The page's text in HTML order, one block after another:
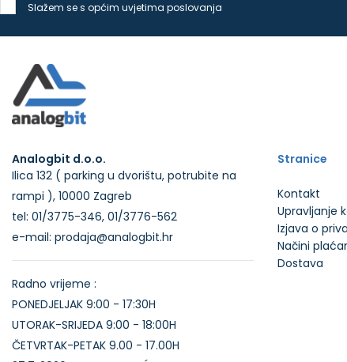
Slažem se s općim uvjetima poslovanja
Analogbit d.o.o.
Ilica 132 ( parking u dvorištu, potrubite na
rampi ), 10000 Zagreb
tel: 01/3775-346, 01/3776-562
e-mail: prodaja@analogbit.hr
Radno vrijeme :
PONEDJELJAK 9:00 - 17:30H
UTORAK-SRIJEDA 9:00 - 18:00H
ČETVRTAK-PETAK 9.00 - 17.00H
Stranice
Kontakt
Upravljanje
Izjava o
Načini
Dostava